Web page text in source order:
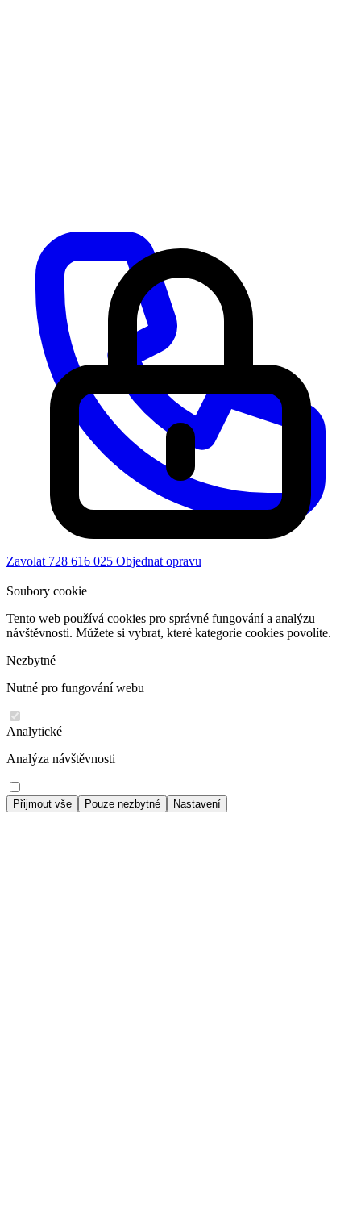
Zavolat 728 616 025 Objednat opravu
Soubory cookie
Tento web používá cookies pro správné fungování a analýzu
návštěvnosti. Můžete si vybrat, které kategorie cookies povolíte.
Nezbytné
Nutné pro fungování webu
Analytické
Analýza návštěvnosti
Přijmout vše Pouze nezbytné Nastavení